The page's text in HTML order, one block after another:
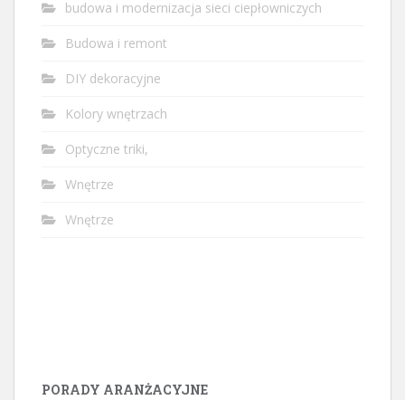
budowa i modernizacja sieci ciepłowniczych
Budowa i remont
DIY dekoracyjne
Kolory wnętrzach
Optyczne triki,
Wnętrze
Wnętrze
PORADY ARANŻACYJNE